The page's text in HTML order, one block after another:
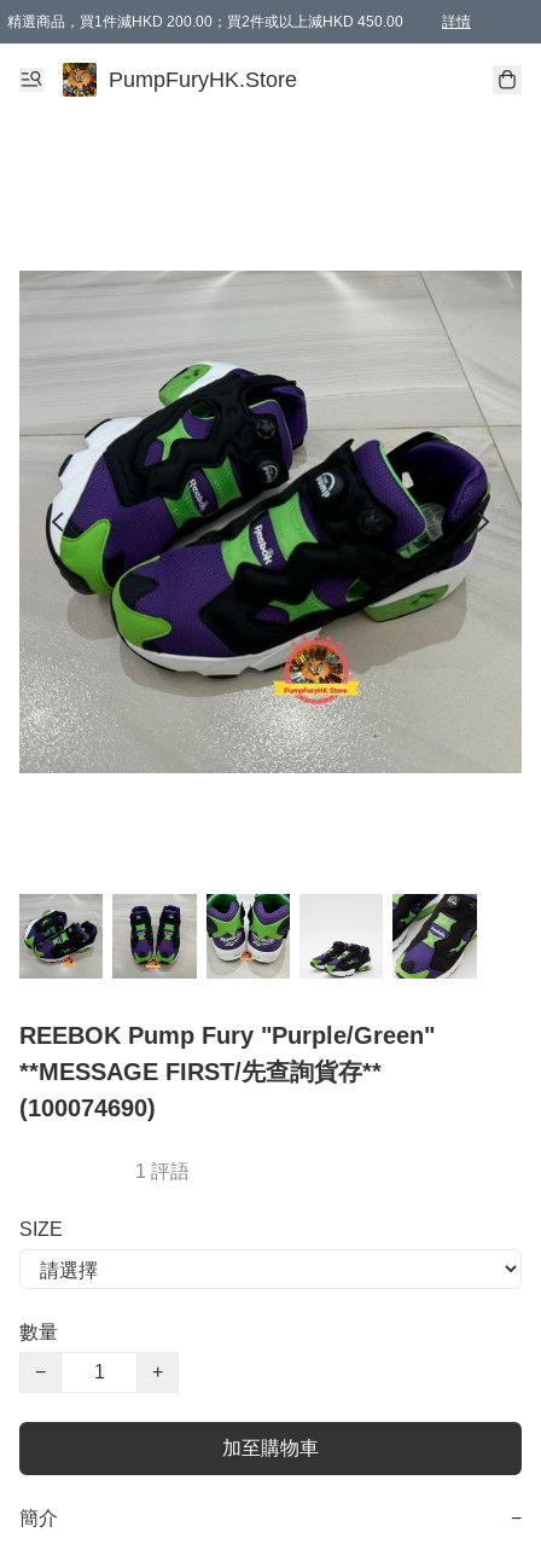
精選商品，買1件減HKD 200.00；買2件或以上減HKD 450.00 詳情
AAPE商品,會員專享9折或以上（按會員等級）AAPE products, members can
精選商品，任選買2件或以上減HKD 100.00
購物滿 HKD 800.00即享免運費優惠！（適用於 特定的送貨方式 )
PumpFuryHK.Store
REEBOK Pump Fury "Purple/Green"
**MESSAGE FIRST/先查詢貨存**
(100074690)
1 評語
SIZE
數量
−
+
加至購物車
簡介 −